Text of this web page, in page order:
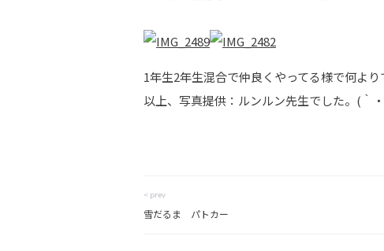
1年生2年生混合で仲良くやってる様で何よ
以上、写真提供：ルンルン先生でした。(｀
< prev
雪だるま パトカー